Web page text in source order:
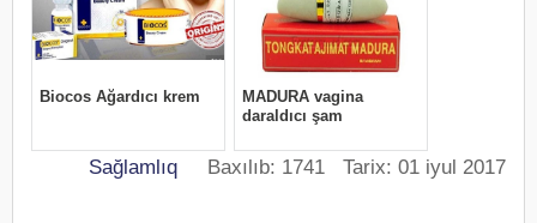
Sağlamlıq Baxılıb: 1741 Tarix: 01 iyul 2017